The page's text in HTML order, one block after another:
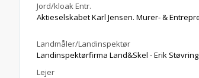
Jord/kloak Entr.
Aktieselskabet Karl Jensen. Murer- &
Landmåler/Landinspektør
Landinspektørfirma Land&Skel - Erik Støvring
Lejer